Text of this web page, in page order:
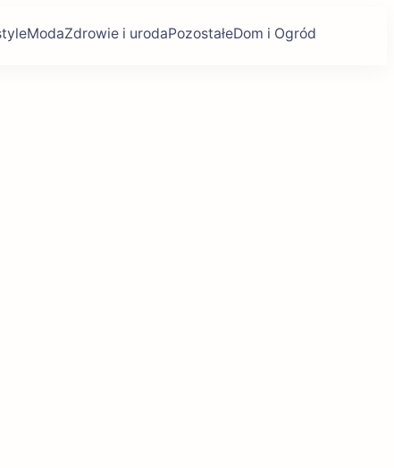
ModaZdrowie i urodaPozostałeDom i Ogród